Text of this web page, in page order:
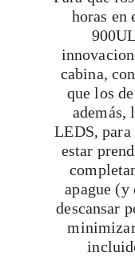
horas en
cabina,
que los
además,
LEDS, para
estar
apague (y
descansar